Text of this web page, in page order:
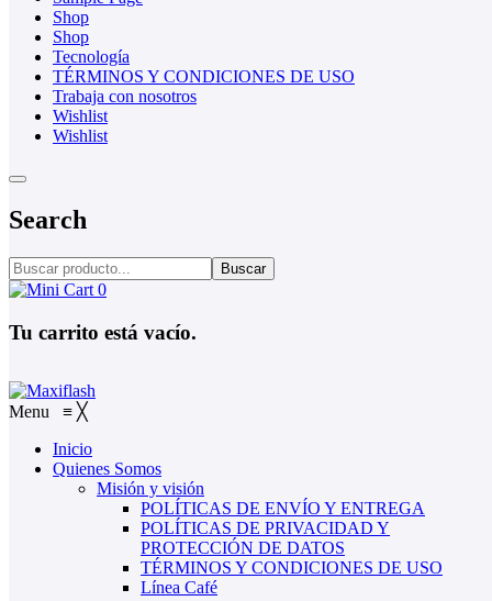
Shop
Shop
Tecnología
TÉRMINOS Y CONDICIONES DE USO
Trabaja con nosotros
Wishlist
Wishlist
Search
Buscar
0
Tu carrito está vacío.
Menu ≡ ╳
Inicio
Quienes Somos
Misión y visión
POLÍTICAS DE ENVÍO Y ENTREGA
POLÍTICAS DE PRIVACIDAD Y
PROTECCIÓN DE DATOS
TÉRMINOS Y CONDICIONES DE USO
Línea Café